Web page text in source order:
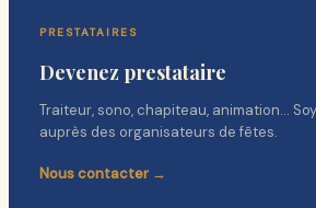
PRESTATAIRES
Devenez prestataire
Traiteur, sono, chapiteau, animation…
auprès des organisateurs de fêtes.
Nous contacter →